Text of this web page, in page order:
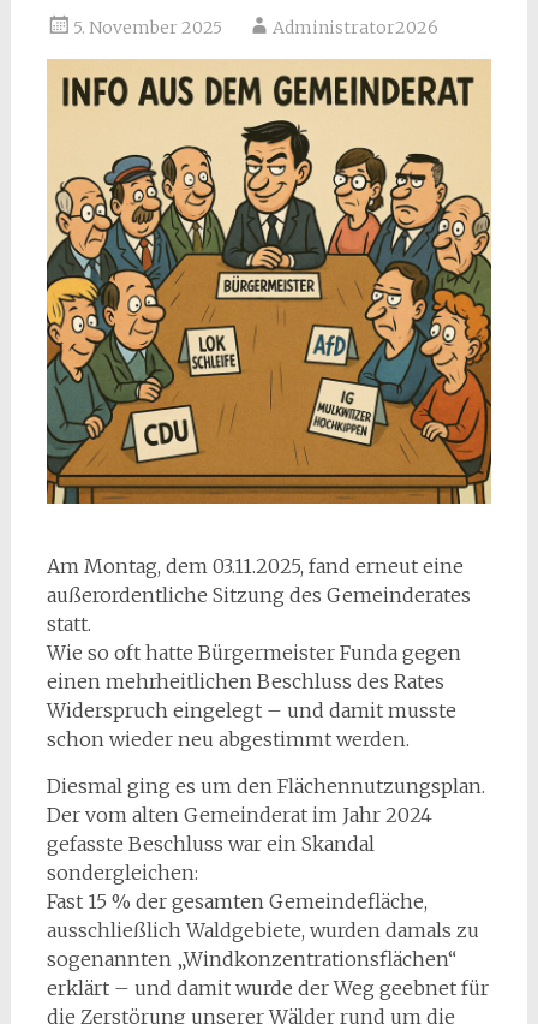
5. November 2025 Administrator2026
Am Montag, dem 03.11.2025, fand erneut eine
außerordentliche Sitzung des Gemeinderates
statt.
Wie so oft hatte Bürgermeister Funda gegen
einen mehrheitlichen Beschluss des Rates
Widerspruch eingelegt – und damit musste
schon wieder neu abgestimmt werden.
Diesmal ging es um den Flächennutzungsplan.
Der vom alten Gemeinderat im Jahr 2024
gefasste Beschluss war ein Skandal
sondergleichen:
Fast 15 % der gesamten Gemeindefläche,
ausschließlich Waldgebiete, wurden damals zu
sogenannten „Windkonzentrationsflächen“
erklärt – und damit wurde der Weg geebnet für
die Zerstörung unserer Wälder rund um die